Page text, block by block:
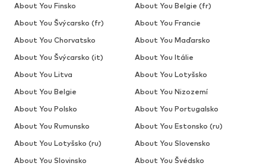
About You Finsko
About You Belgie (fr)
About You Švýcarsko (fr)
About You Francie
About You Chorvatsko
About You Maďarsko
About You Švýcarsko (it)
About You Itálie
About You Litva
About You Lotyšsko
About You Belgie
About You Nizozemí
About You Polsko
About You Portugalsko
About You Rumunsko
About You Estonsko (ru)
About You Lotyšsko (ru)
About You Slovensko
About You Slovinsko
About You Švédsko